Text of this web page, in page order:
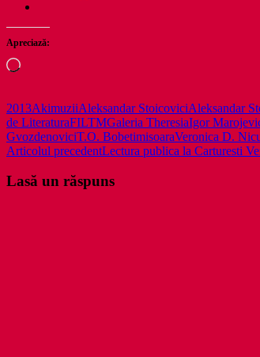
Apreciază:
Încarc...
2013AkimuziiAleksandar StoicoviciAleksandar
de LiteraturaFILTMGaleria TheresiaIgor
GvozdenoviciT.O. BobetimisoaraVeronica D.
Navigare
în
Articolul precedentLectura publica la Carturesti
Lasă un răspuns